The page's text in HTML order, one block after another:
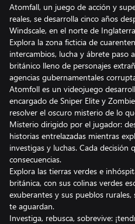
Atomfall, un juego de acción y
reales, se desarrolla cinco años
Windscale, en el norte de
Explora la zona ficticia de
intercambios, lucha y ábrete paso
británico lleno de personajes
agencias gubernamentales
Atomfoll es un videojuego
encargado de Sniper Elite y
resolver el oscuro misterio de lo
Misterio dirigido por el jugador:
historias entrelazadas mientras
investigas y luchas. Cada decisión
consecuencias.
Explora las tierras verdes e
británica, con sus colinas verdes
exuberantes y sus pueblos
te aguardan.
Investiga, rebusca, sobrevive: